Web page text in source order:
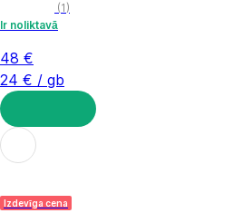
(1 )
Ir noliktavā
48 €
24 € / gb
LIKT GROZĀ
Izdevīga cena